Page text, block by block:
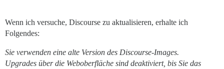
Wenn ich versuche, Discourse zu aktualisieren, erhalte ich
Folgendes:
Sie verwenden eine alte Version des Discourse-Images.
Upgrades über die Weboberfläche sind deaktiviert, bis Sie das